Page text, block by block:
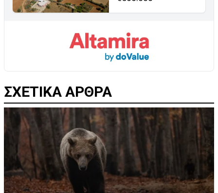
ΣΧΕΤΙΚΑ ΑΡΘΡΑ